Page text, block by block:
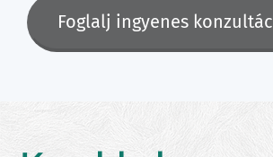
Foglalj ingyenes